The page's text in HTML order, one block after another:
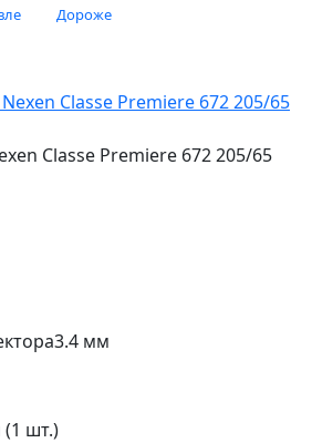
Дороже
Classe Premiere 672 205/65
3.4 мм
шт.)